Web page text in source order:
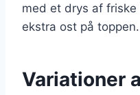
med et drys af
ekstra ost på toppen.
Variationer